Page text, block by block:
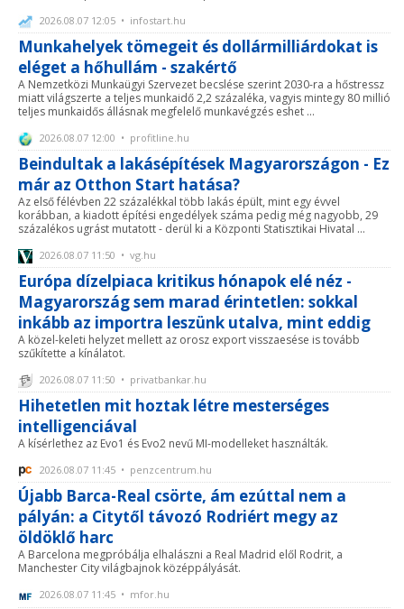
2026.08.07 12:05 • infostart.hu
Munkahelyek tömegeit és dollármilliárdokat is
eléget a hőhullám - szakértő
A Nemzetközi Munkaügyi Szervezet becslése szerint 2030-ra a hőstressz
miatt világszerte a teljes munkaidő 2,2 százaléka, vagyis mintegy 80 millió
teljes munkaidős állásnak megfelelő munkavégzés eshet ...
2026.08.07 12:00 • profitline.hu
Beindultak a lakásépítések Magyarországon - Ez
már az Otthon Start hatása?
Az első félévben 22 százalékkal több lakás épült, mint egy évvel
korábban, a kiadott építési engedélyek száma pedig még nagyobb, 29
százalékos ugrást mutatott - derül ki a Központi Statisztikai Hivatal ...
2026.08.07 11:50 • vg.hu
Európa dízelpiaca kritikus hónapok elé néz -
Magyarország sem marad érintetlen: sokkal
inkább az importra leszünk utalva, mint eddig
A közel-keleti helyzet mellett az orosz export visszaesése is tovább
szűkítette a kínálatot.
2026.08.07 11:50 • privatbankar.hu
Hihetetlen mit hoztak létre mesterséges
intelligenciával
A kísérlethez az Evo1 és Evo2 nevű MI-modelleket használták.
2026.08.07 11:45 • penzcentrum.hu
Újabb Barca-Real csörte, ám ezúttal nem a
pályán: a Citytől távozó Rodriért megy az
öldöklő harc
A Barcelona megpróbálja elhalászni a Real Madrid elől Rodrit, a
Manchester City világbajnok középpályását.
2026.08.07 11:45 • mfor.hu